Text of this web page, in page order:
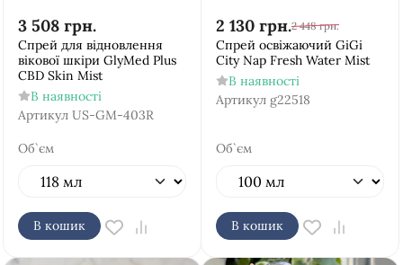
3 508 грн.
Спрей для відновлення
вікової шкіри GlyMed Plus
CBD Skin Mist
В наявності
Артикул US-GM-403R
Об`єм
В кошик
2 130 грн.2 448 грн.
Спрей освіжаючий GiGi
City Nap Fresh Water Mist
В наявності
Артикул g22518
Об`єм
В кошик